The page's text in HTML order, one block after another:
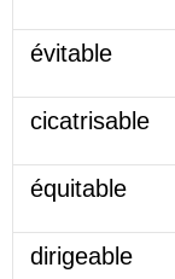
évitable
cicatrisable
équitable
dirigeable